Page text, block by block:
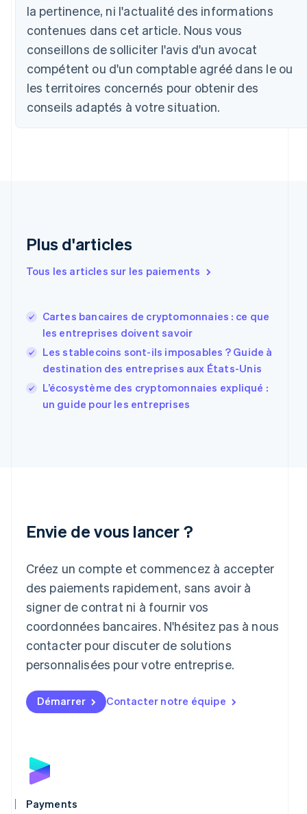
la pertinence, ni l'actualité des informations
contenues dans cet article. Nous vous
conseillons de solliciter l'avis d'un avocat
compétent ou d'un comptable agréé dans le ou
les territoires concernés pour obtenir des
conseils adaptés à votre situation.
Plus d'articles
Tous les articles sur les paiements
Cartes bancaires de cryptomonnaies : ce que
les entreprises doivent savoir
Les stablecoins sont-ils imposables ? Guide à
destination des entreprises aux États-Unis
L’écosystème des cryptomonnaies expliqué :
un guide pour les entreprises
Envie de vous lancer ?
Créez un compte et commencez à accepter
des paiements rapidement, sans avoir à
signer de contrat ni à fournir vos
coordonnées bancaires. N'hésitez pas à nous
contacter pour discuter de solutions
personnalisées pour votre entreprise.
Démarrer Contacter notre équipe
Payments
Brésil
Bulgarie
English
Canada
EnglishFrançais
Chine continentale
简体中文English
English
EspañolEnglish
English
Finlande
EnglishSvenska
FrançaisEnglish
Gibraltar
English
Grèce
English
Japon
Lettonie
Liechtenstein
Deutsch English
Lituanie
Luxembourg
FrançaisDeutsch English
English简体中文
Malte
Norvège
English
English